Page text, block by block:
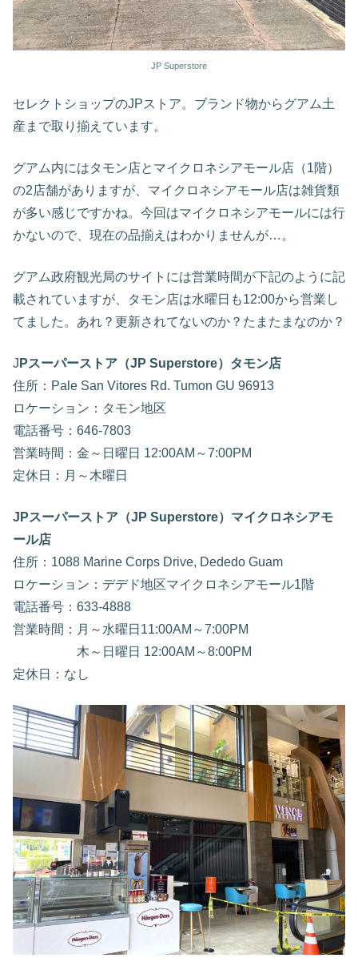
JP Superstore
セレクトショップのJPストア。ブランド物からグアム土
産まで取り揃えています。
グアム内にはタモン店とマイクロネシアモール店（1階）
の2店舗がありますが、マイクロネシアモール店は雑貨類
が多い感じですかね。今回はマイクロネシアモールには行
かないので、現在の品揃えはわかりませんが…。
グアム政府観光局のサイトには営業時間が下記のように記
載されていますが、タモン店は水曜日も12:00から営業し
てました。あれ？更新されてないのか？たまたまなのか？
J Pスーパーストア（JP Superstore）タモン店
住所：Pale San Vitores Rd. Tumon GU 96913
ロケーション：タモン地区
電話番号：646-7803
営業時間：金～日曜日 12:00AM～7:00PM
定休日：月～木曜日
JPスーパーストア（JP Superstore）マイクロネシアモ
ール店
住所：1088 Marine Corps Drive, Dededo Guam
ロケーション：デデド地区マイクロネシアモール1階
電話番号：633‐4888
営業時間：月～水曜日11:00AM～7:00PM
木～日曜日 12:00AM～8:00PM
定休日：なし